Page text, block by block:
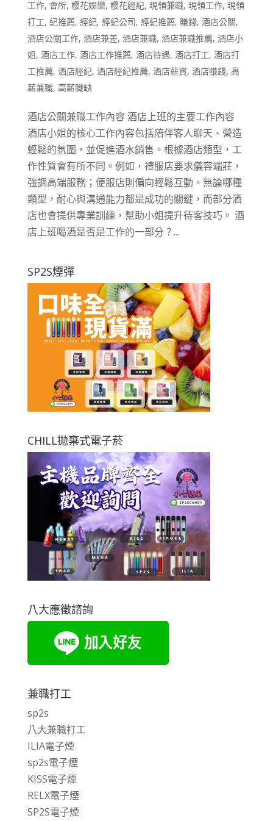
工作, 會所, 櫻花娛樂, 櫻花經紀, 現領兼職, 現領工作, 現領
打工, 紀推薦, 經紀, 經紀公司, 經紀推薦, 賺錢, 酒店公關,
酒店公關工作, 酒店兼差, 酒店兼職, 酒店兼職推薦, 酒店小
姐, 酒店工作, 酒店工作推薦, 酒店待遇, 酒店打工, 酒店打
工推薦, 酒店經紀, 酒店經紀推薦, 酒店薪資, 酒店賺錢, 高
薪兼職, 高薪職缺
酒店公關兼職工作內容 酒店上班的主要工作內容
酒店小姐的核心工作內容包括陪伴客人聊天、營造
輕鬆的氛圍，並促進酒水銷售。根據酒店類型，工
作性質會有所不同。例如，禮服店要求儀容端莊，
強調高端服務；便服店則偏向輕鬆互動。無論哪種
類型，耐心與溝通能力都是成功的關鍵，而部分酒
店也會提供專業訓練，幫助小姐提升待客技巧。 酒
店上班喝酒是否是工作的一部分？...
SP2S煙彈
CHILL拋棄式電子菸
八大應徵諮詢
兼職打工
sp2s
八大兼職打工
ILIA電子煙
sp2s電子煙
KISS電子煙
RELX電子煙
SP2S電子煙